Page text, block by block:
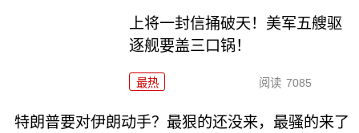
上将一封信捅破天！美军五艘驱
逐舰要盖三口锅！
最热 阅读 7085
特朗普要对伊朗动手？最狠的还没来，最骚的来了